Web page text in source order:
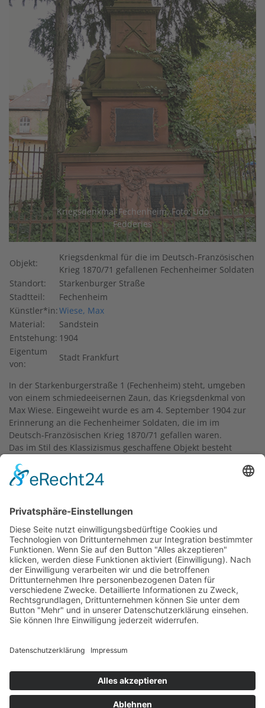
Kriegsdenkmal Fechenheim, Foto: Udo
Fedderies
Objekt:
Kriegsdenkmal für die im Deutsch-Französischen
Krieg 1870/71 gefallenen Fechenheimer Soldaten
Standort:
Starkenburger Straße
Stadtteil:
Fechenheim
Künstler*in:Wiese, Max
Material:
Sandstein
Entstehung: 1904
Eigentum
von:
Stadt Frankfurt
In der Starkenburgerstraße 1 (Fechenheim) steht, umgeben
von einem schmiedeeisernen Zaun, das Kriegsdenkmal von
Max Wiese. Eingeweiht wurde es am 4. September 1904 zur
Erinnerung an die Fechenheimer Soldaten, die im im
Deutsch-Französischen Krieg 1870/71 gefallen waren.
Das im Stil des Klassizismus geschaffene Objekt besteht
sich zwei Tafeln aus schwarzem schwedischem Granit, auf
denen die Namen der Toten stehen. Über ein Postament
Ehrenkranzornament versehen ist. Eingemeißelt sind die
Friedrich Wilhelm Rex, also König Friedrich Wilhelm,
stehen, sowie der Name des Steinmetzes, Schäfer.
Die Inschrift lautet:
ZUR ERINNERUNG
AN DEN SIEGREICHEN FELDZUG
1870/71
WIDMETEN DIESE GEDENKTAFELN
AM 2.9.1895
FECHENHEIM
Text: Kulturamt